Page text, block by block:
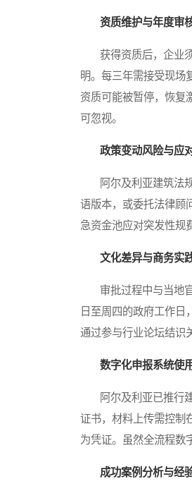
资质维护与年度审
获得资质后，企业须
明。每三年需接受现场
资质可能被暂停，恢复
可忽视。
政策变动风险与应
阿尔及利亚建筑法规
语版本，或委托法律顾
急资金池应对突发性规
文化差异与商务实
审批过程中与当地官
日至周四的政府工作日
通过参与行业论坛结识
数字化申报系统使
阿尔及利亚已推行建
证书，材料上传需控制
为凭证。虽然全流程数
成功案例分析与经